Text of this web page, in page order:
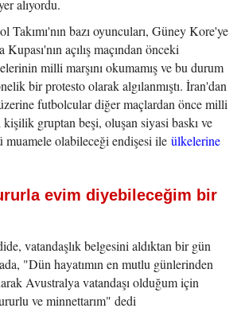
alıyordu.
bazı oyuncuları, Güney Kore'ye
Kupası'nın açılış maçından önceki
milli marşını okumamış ve bu durum
bir protesto olarak algılanmıştı. İran'dan
futbolcular diğer maçlardan önce milli
kişilik gruptan beşi, oluşan siyasi baskı ve
olabileceği endişesi ile ülkelerine
evim diyebileceğim bir
vatandaşlık belgesini aldıktan bir gün
"Dün hayatımın en mutlu günlerinden
Avustralya vatandaşı olduğum için
ve minnettarım" dedi